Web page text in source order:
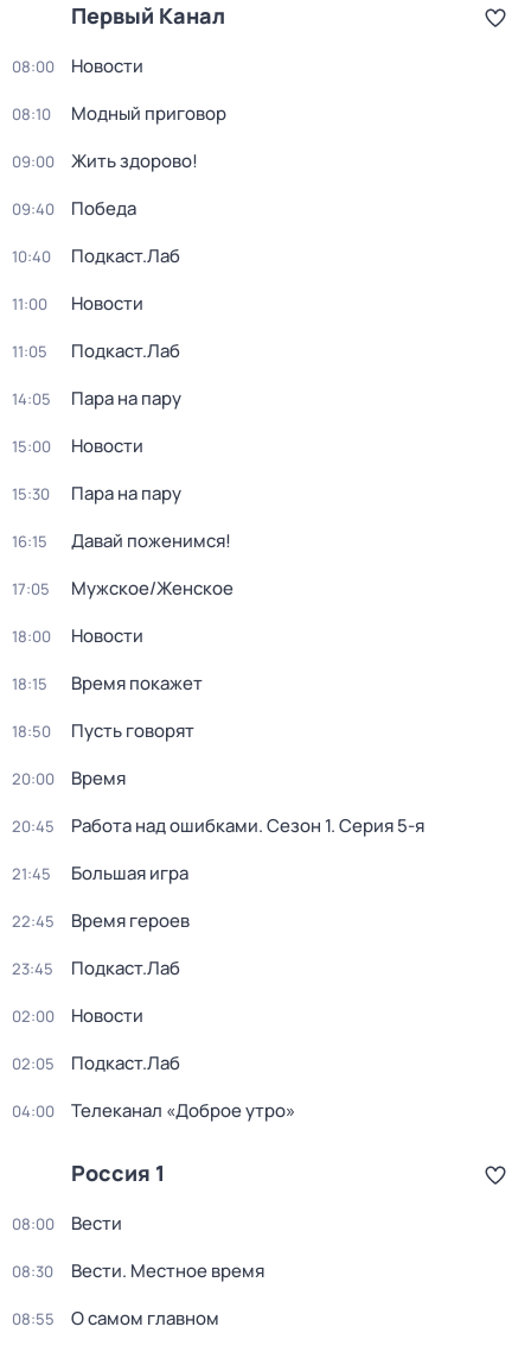
Первый Канал
08:00 Новости
08:10 Модный приговор
09:00 Жить здорово!
09:40 Победа
10:40 Подкаст.Лаб
11:00 Новости
11:05 Подкаст.Лаб
14:05 Пара на пару
15:00 Новости
15:30 Пара на пару
16:15 Давай поженимся!
17:05 Мужское/Женское
18:00 Новости
18:15 Время покажет
18:50 Пусть говорят
20:00 Время
20:45 Работа над ошибками. Сезон 1. Серия 5-я
21:45 Большая игра
22:45 Время героев
23:45 Подкаст.Лаб
02:00 Новости
02:05 Подкаст.Лаб
04:00 Телеканал «Доброе утро»
Россия 1
08:00 Вести
08:30 Вести. Местное время
08:55 О самом главном